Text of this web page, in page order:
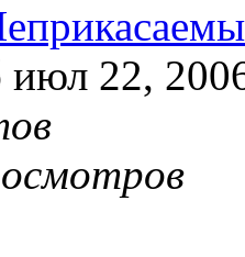
22,